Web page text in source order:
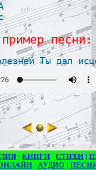
песни:
Ты дал